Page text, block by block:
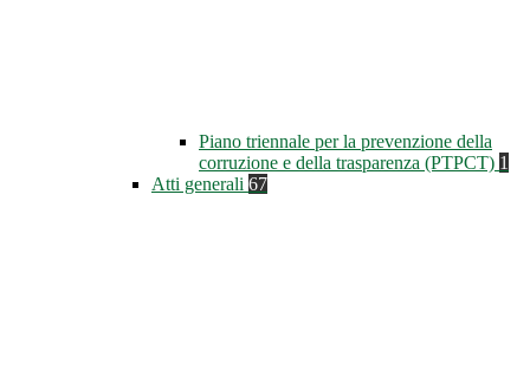
Piano triennale per la prevenzione della
corruzione e della trasparenza (PTPCT) 1
Atti generali 67